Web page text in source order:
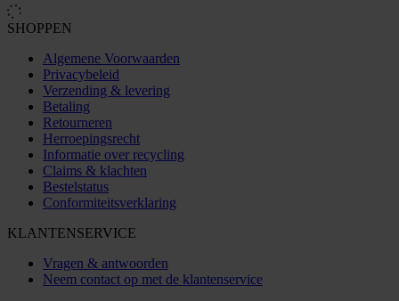
SHOPPEN
Algemene Voorwaarden
Privacybeleid
Verzending & levering
Betaling
Retourneren
Herroepingsrecht
Informatie over recycling
Claims & klachten
Bestelstatus
Conformiteitsverklaring
KLANTENSERVICE
Vragen & antwoorden
Neem contact op met de klantenservice